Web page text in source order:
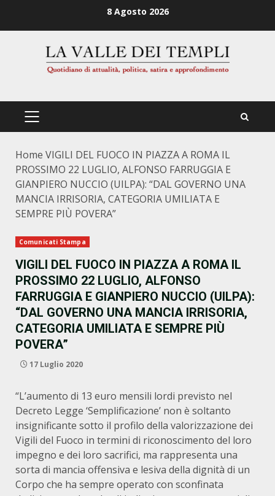
8 Agosto 2026
PRIMÄRES
Home VIGILI DEL FUOCO IN PIAZZA A ROMA IL
PROSSIMO 22 LUGLIO, ALFONSO FARRUGGIA E
GIANPIERO NUCCIO (UILPA): “DAL GOVERNO UNA
MANCIA IRRISORIA, CATEGORIA UMILIATA E
SEMPRE PIÙ POVERA”
Comunicati Stampa
VIGILI DEL FUOCO IN PIAZZA A ROMA IL
PROSSIMO 22 LUGLIO, ALFONSO
FARRUGGIA E GIANPIERO NUCCIO (UILPA):
“DAL GOVERNO UNA MANCIA IRRISORIA,
CATEGORIA UMILIATA E SEMPRE PIÙ
POVERA”
17 Luglio 2020
“L’aumento di 13 euro mensili lordi previsto nel
Decreto Legge ‘Semplificazione’ non è soltanto
insignificante sotto il profilo della valorizzazione dei
Vigili del Fuoco in termini di riconoscimento del loro
impegno e dei loro sacrifici, ma rappresenta una
sorta di mancia offensiva e lesiva della dignità di un
Corpo che ha sempre operato con sconfinata